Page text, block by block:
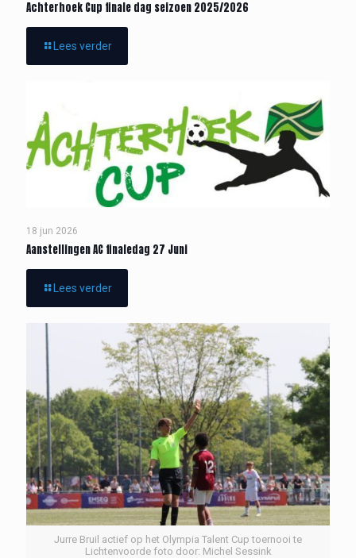
Achterhoek Cup finale dag seizoen 2025/2026
Lees verder
18 jun 2026
Aanstellingen AC finaledag 27 Juni
Lees verder
Jurre Bruil actief op het Olympia Talent Cup toernooi te
Lichtenvoorde foto door: Michel Sessink